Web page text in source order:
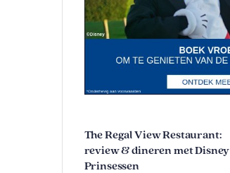
The Regal View Restaurant:
review & dineren met Disney
Prinsessen